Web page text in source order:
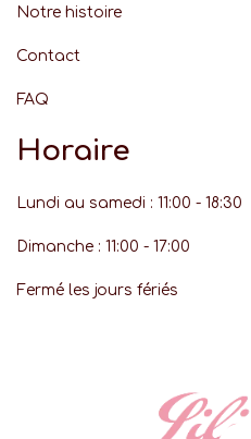
Notre histoire
Contact
FAQ
Horaire
Lundi au samedi : 11:00 - 18:30
Dimanche : 11:00 - 17:00
Fermé les jours fériés